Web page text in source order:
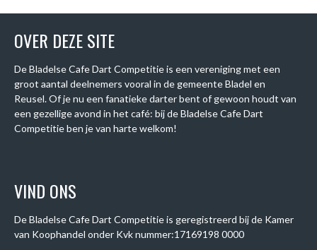
OVER DEZE SITE
De Bladelse Cafe Dart Competitie is een vereniging met een
groot aantal deelnemers vooral in de gemeente Bladel en
Reusel. Of je nu een fanatieke darter bent of gewoon houdt van
een gezellige avond in het café: bij de Bladelse Cafe Dart
Competitie ben je van harte welkom!
VIND ONS
De Bladelse Cafe Dart Competitie is geregistreerd bij de Kamer
van Koophandel onder Kvk nummer:17169198 0000